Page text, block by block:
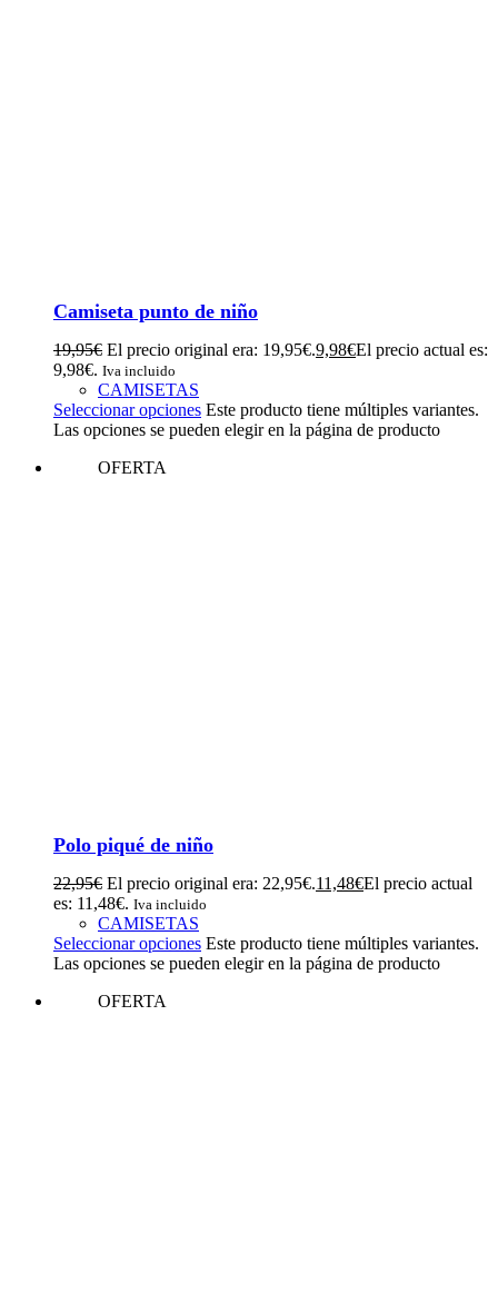
Camiseta punto de niño
19,95€ El precio original era: 19,95€.9,98€El precio actual es:
9,98€. Iva incluido
CAMISETAS
Seleccionar opciones Este producto tiene múltiples variantes.
Las opciones se pueden elegir en la página de producto
OFERTA
Polo piqué de niño
22,95€ El precio original era: 22,95€.11,48€El precio actual
es: 11,48€. Iva incluido
CAMISETAS
Seleccionar opciones Este producto tiene múltiples variantes.
Las opciones se pueden elegir en la página de producto
OFERTA